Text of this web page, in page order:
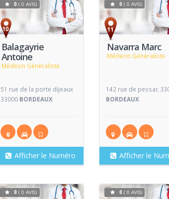
Balagayrie
Antoine
Médecin Généraliste
Voir
0( 0 AVIS)
51 rue de la porte dijeaux
33000 BORDEAUX
Afficher le Numéro
Navarra Marc
Médecin Généraliste
Fiche
0 ( 0 AVIS)
142 rue de pessac
BORDEAUX
Afficher le
0( 0 AVIS) 0 ( 0 AVIS)